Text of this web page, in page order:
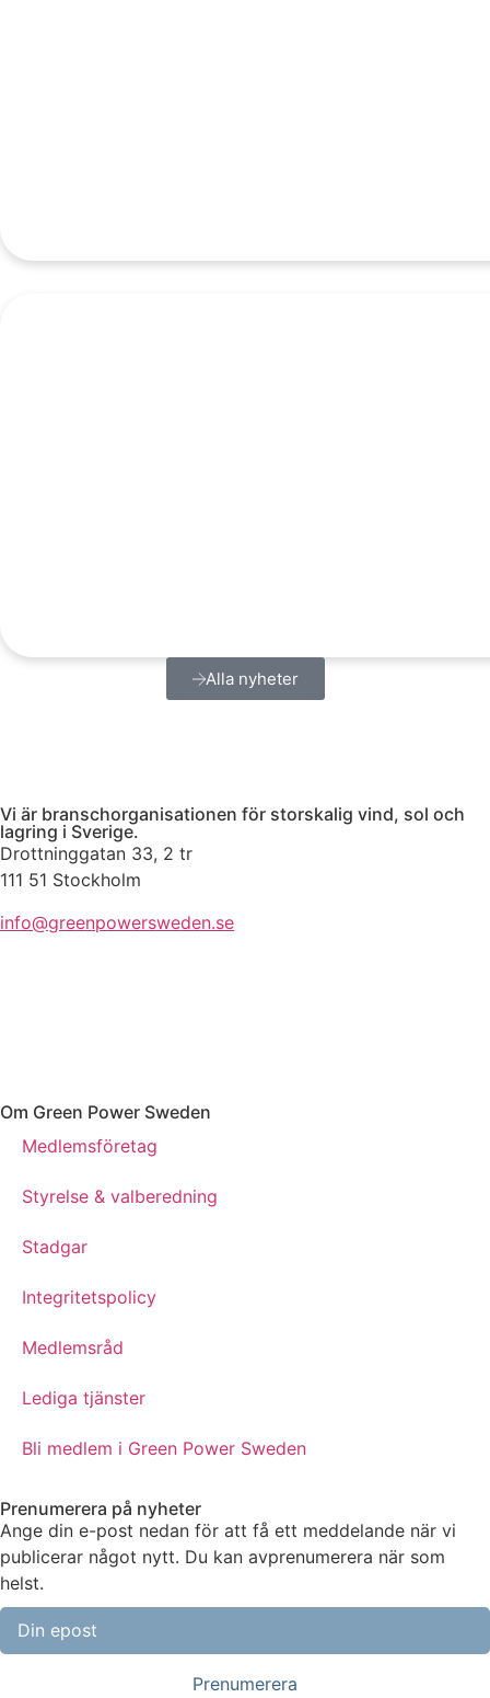
Alla nyheter
Vi är branschorganisationen för storskalig vind, sol och
lagring i Sverige.
Drottninggatan 33, 2 tr
111 51 Stockholm
info@greenpowersweden.se
Om Green Power Sweden
Medlemsföretag
Styrelse & valberedning
Stadgar
Integritetspolicy
Medlemsråd
Lediga tjänster
Bli medlem i Green Power Sweden
Prenumerera på nyheter
Ange din e-post nedan för att få ett meddelande när vi
publicerar något nytt. Du kan avprenumerera när som
helst.